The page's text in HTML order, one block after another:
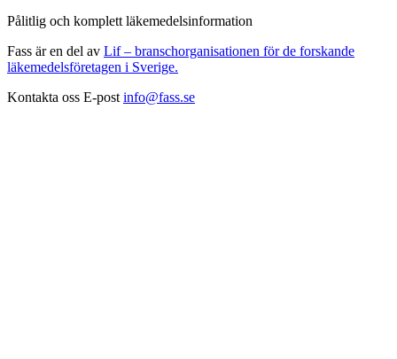
Pålitlig och komplett läkemedelsinformation
Fass är en del av Lif – branschorganisationen för de forskande
läkemedelsföretagen i Sverige.
Kontakta oss E-post info@fass.se